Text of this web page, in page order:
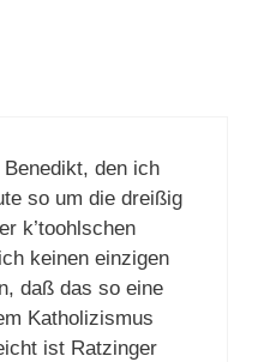
den ich
so um die dreißig
k’toohlschen
keinen einzigen
daß das so eine
Katholizismus
ist Ratzinger